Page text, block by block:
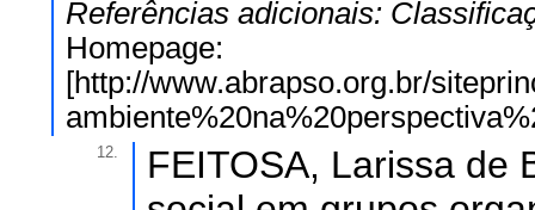
Referências adicionais:
Homepage:
[http://www.abrapso.org.br/
12.
FEITOSA, Larissa de